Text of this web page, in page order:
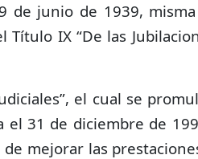
de junio de 1939,
IX “De las
el cual se
31 de diciembre de
de mejorar las